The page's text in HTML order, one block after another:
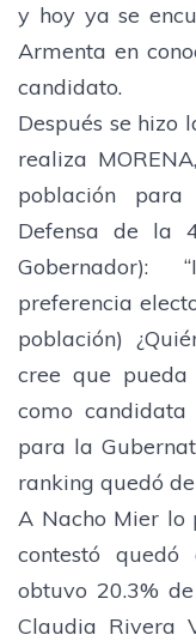
y hoy ya se
Armenta en
candidato.
​Después se
realiza
población
Defensa de la
Gobernador):
preferencia
población)
cree que pueda
como candidata
para la
ranking quedó
​A Nacho Mier lo
contestó quedó
obtuvo 20.3% de
Claudia Rivera